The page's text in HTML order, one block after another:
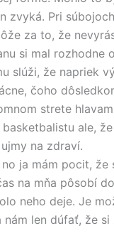
zvyká. Pri
za to, že
si mal rozhodne
slúži, že napriek
čoho
strete
ale,
na zdraví.
ja mám pocit, že
na mňa pôsobí
neho deje. Je
len dúfať, že